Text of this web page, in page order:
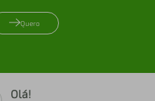
Quero
Olá!